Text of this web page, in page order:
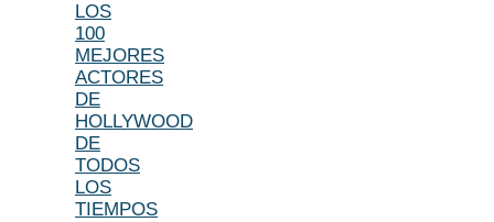
LOS
100
MEJORES
ACTORES
DE
HOLLYWOOD
DE
TODOS
LOS
TIEMPOS